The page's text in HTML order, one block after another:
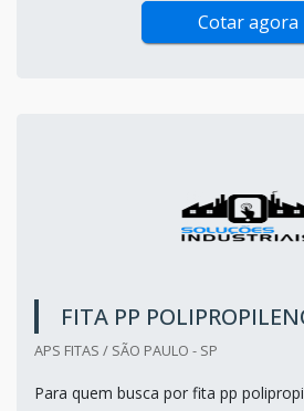
Cotar agora
FITA PP
APS FITAS / SÃO PAULO - SP
Para quem busca por fita pp